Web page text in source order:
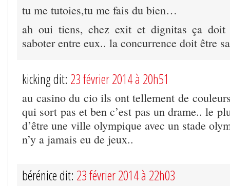
tu me tutoies,tu me fais du bien…
ah oui tiens, chez exit et dignitas ça
saboter entre eux.. la concurrence doit être
kicking dit: 23 février 2014 à 20h51
au casino du cio ils ont tellement de
qui sort pas et ben c’est pas un drame.. le
d’être une ville olympique avec un stade
n’y a jamais eu de jeux..
bérénice dit: 23 février 2014 à 22h03